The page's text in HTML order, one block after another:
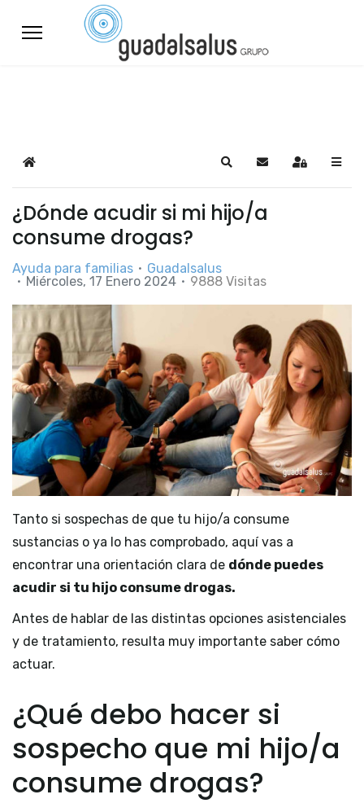
Home SearchSuscribirse a las
Sign In
¿Dónde acudir si mi hijo/a
consume drogas?
Ayuda para familias
Guadalsalus
Miércoles, 17 Enero 2024
9888 Visitas
Tanto si sospechas de que tu hijo/a consume
sustancias o ya lo has comprobado, aquí vas a
encontrar una orientación clara de dónde puedes
acudir si tu hijo consume drogas.
Antes de hablar de las distintas opciones asistenciales
y de tratamiento, resulta muy importante saber cómo
actuar.
¿Qué debo hacer si
sospecho que mi hijo/a
consume drogas?